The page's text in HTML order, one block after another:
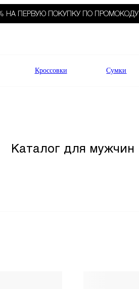
НА ПЕРВУЮ ПОКУПКУ ПО ПРОМОКОДУ
Кроссовки Сумки
Каталог для мужчин